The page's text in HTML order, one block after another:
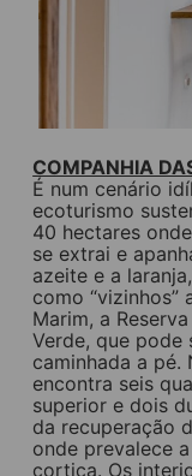
COMPANHIA
É num cenário
ecoturismo
40 hectares
se extrai e
azeite e a
como “vizinhos”
Marim, a
Verde, que pode
caminhada a pé.
encontra seis
superior e dois
da recuperação
onde prevalece
cortiça. Os